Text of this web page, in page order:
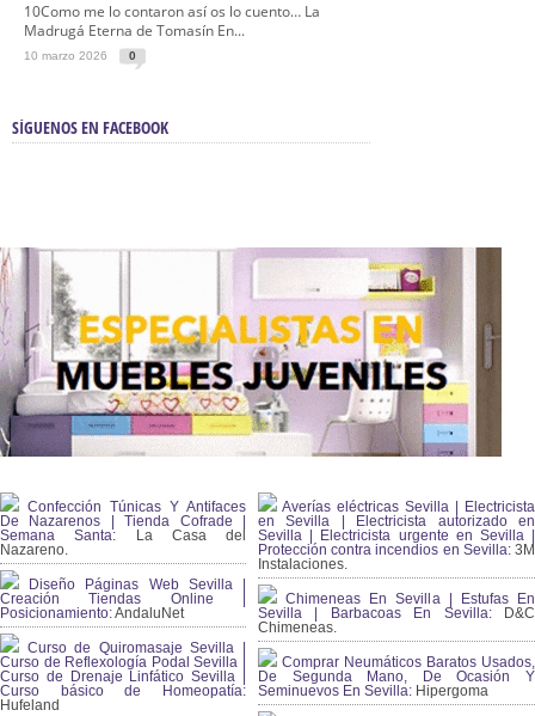
10Como me lo contaron así os lo cuento… La
Madrugá Eterna de Tomasín En...
10 marzo 2026 0
SÍGUENOS EN FACEBOOK
Confección Túnicas Y Antifaces
De Nazarenos | Tienda Cofrade |
Semana Santa: La Casa del
Nazareno.
Diseño Páginas Web Sevilla |
Creación Tiendas Online |
Posicionamiento:AndaluNet
Curso de Quiromasaje Sevilla |
Curso de Reflexología Podal Sevilla |
Curso de Drenaje Linfático Sevilla |
Curso básico de Homeopatía:
Hufeland
Averías eléctricas Sevilla | Electricista
en Sevilla | Electricista autorizado en
Sevilla | Electricista urgente en Sevilla |
Protección contra incendios en Sevilla:3M
Instalaciones.
Chimeneas En Sevilla | Estufas En
Sevilla | Barbacoas En Sevilla:D&C
Chimeneas.
Comprar Neumáticos Baratos Usados,
De Segunda Mano, De Ocasión Y
Seminuevos En Sevilla: Hipergoma